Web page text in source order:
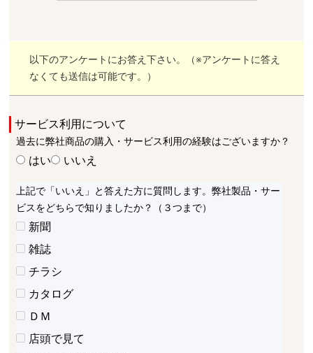
以下のアンケートにお答え下さい。（※アンケートに答え
なくても送信は可能です。）
サービス利用について
過去に弊社商品の購入・サービス利用の経験はございますか？
はい いいえ
上記で「いいえ」と答えた方に質問します。弊社製品・サー
ビスをどちらで知りましたか？（３つまで）
新聞
雑誌
チラシ
カタログ
ＤＭ
店頭で見て